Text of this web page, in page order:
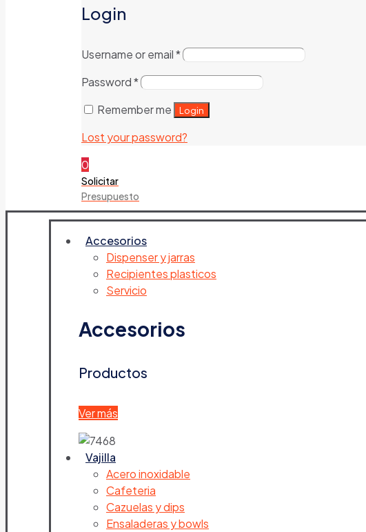
Login
Username or email*
Password*
Remember me
Login
Lost your password?
0
Solicitar
Presupuesto
Accesorios
Dispenser y jarras
Recipientes plasticos
Servicio
Accesorios
Productos
Ver más
Vajilla
Acero inoxidable
Cafeteria
Cazuelas y dips
Ensaladeras y bowls